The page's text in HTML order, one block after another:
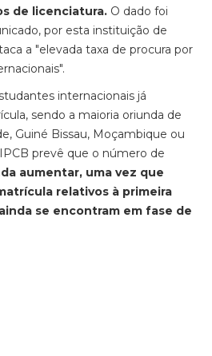
de licenciatura. O dado foi
por esta instituição de
a "elevada taxa de procura por
internacionais já
sendo a maioria oriunda de
Guiné Bissau, Moçambique ou
prevê que o número de
aumentar, uma vez que
relativos à primeira
se encontram em fase de